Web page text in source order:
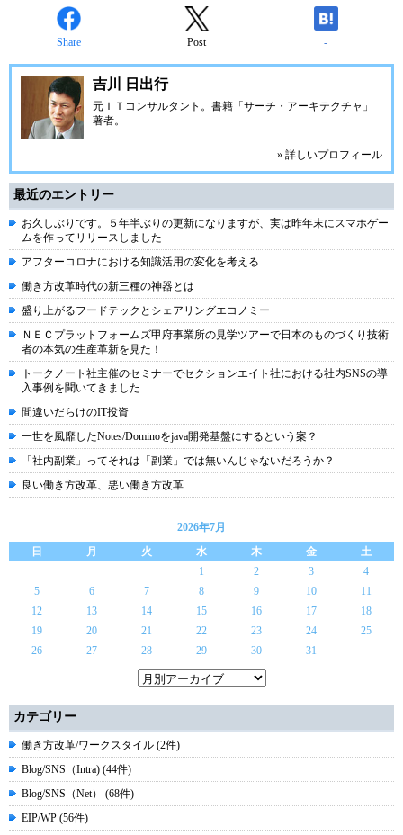
Share Post -
吉川 日出行
元ＩＴコンサルタント。書籍「サーチ・アーキテクチャ」
著者。
» 詳しいプロフィール
最近のエントリー
お久しぶりです。５年半ぶりの更新になりますが、実は昨年末にスマホゲー
ムを作ってリリースしました
アフターコロナにおける知識活用の変化を考える
働き方改革時代の新三種の神器とは
盛り上がるフードテックとシェアリングエコノミー
ＮＥＣプラットフォームズ甲府事業所の見学ツアーで日本のものづくり技術
者の本気の生産革新を見た！
トークノート社主催のセミナーでセクションエイト社における社内SNSの導
入事例を聞いてきました
間違いだらけのIT投資
一世を風靡したNotes/Dominoをjava開発基盤にするという案？
「社内副業」ってそれは「副業」では無いんじゃないだろうか？
良い働き方改革、悪い働き方改革
2026年7月
日
月 火 水 木 金
土
1
2 3
4
5
6 7 8 9 10
11
12
13 14 15 16 17
18
19
20 21 22 23 24
25
26
27 28 29 30 31
カテゴリー
働き方改革/ワークスタイル (2件)
Blog/SNS（Intra) (44件)
Blog/SNS（Net） (68件)
EIP/WP (56件)